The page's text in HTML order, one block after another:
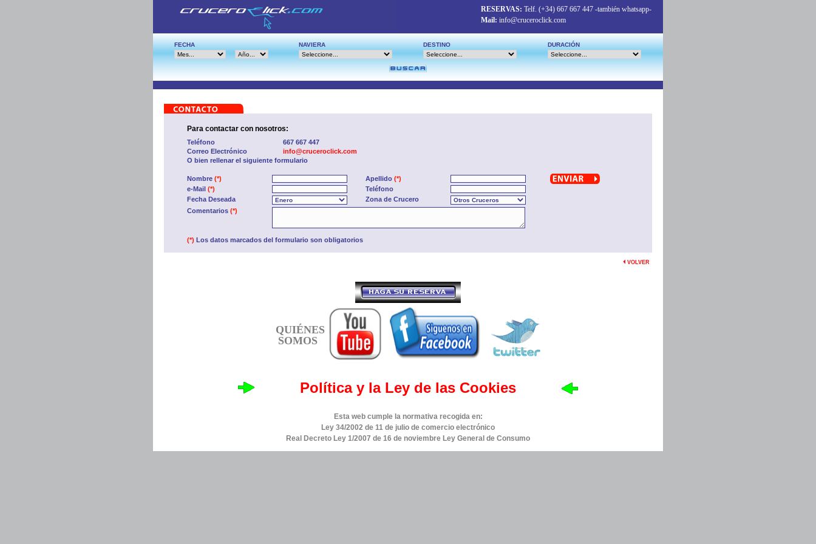
RESERVAS: Telf. (+34) 667 667 447 -también whatsapp-
Mail: info@cruceroclick.com
FECHA NAVIERA DESTINO DURACIÓN
Para contactar con nosotros:
Teléfono
667 667 447
Correo Electrónico
info@cruceroclick.com
O bien rellenar el siguiente formulario
Nombre (*) Apellido(*)
e-Mail (*)
Teléfono
Fecha Deseada
Zona de Crucero
Comentarios (*)
(*) Los datos marcados del formulario son obligatorios
VOLVER
QUIÉNES
SOMOS
Política y la Ley de las Cookies
Esta web cumple la normativa recogida en:
Ley 34/2002 de 11 de julio de comercio electrónico
Real Decreto Ley 1/2007 de 16 de noviembre Ley General de Consumo